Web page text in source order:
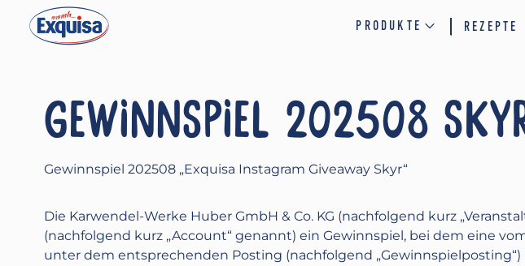
PRODUKTE REZEPTE
GEWINNSPIEL 202508
Gewinnspiel 202508 „Exquisa Instagram Giveaway Skyr“
Die Karwendel-Werke Huber GmbH & Co. KG (nachfolgend kurz
(nachfolgend kurz „Account“ genannt) ein Gewinnspiel, bei dem eine
unter dem entsprechenden Posting (nachfolgend